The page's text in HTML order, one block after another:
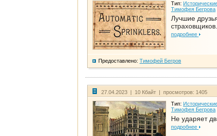
Тип:
Тимофея Бегрова
Лучшие
подробнее
Предоставлено: Тимофей Бегров
27.04.2023 | 10 Кбайт | просмотров: 1405
Тип:
Тимофея Бегрова
Не ударяет
подробнее